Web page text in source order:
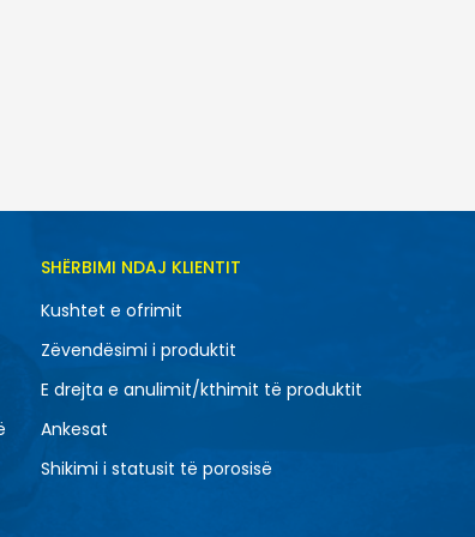
48.5
SHËRBIMI NDAJ KLIENTIT
Kushtet e ofrimit
Zëvendësimi i produktit
E drejta e anulimit/kthimit të produktit
Ankesat
Shikimi i statusit të porosisë